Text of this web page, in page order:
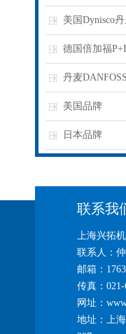
美国Dynisco
德国倍加福
丹麦
美国品牌
日本品牌
联系我
上海兴拓
联系人：
邮箱：
传真：021-
网址：
地址：上